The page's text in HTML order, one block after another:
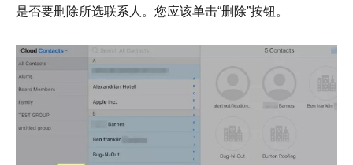
是否要删除所选联系人。您应该单击“删除”按钮。